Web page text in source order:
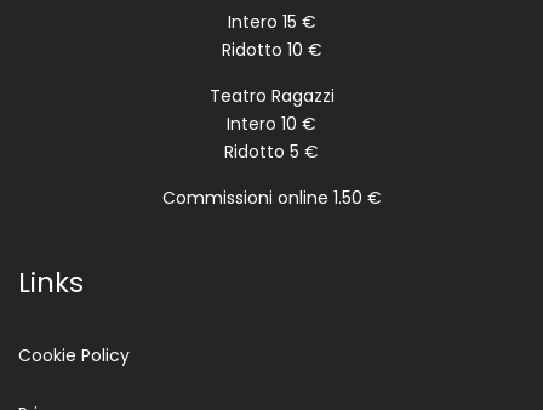
Intero 15 €
Ridotto 10 €
Teatro Ragazzi
Intero 10 €
Ridotto 5 €
Commissioni online 1.50 €
Links
Cookie Policy